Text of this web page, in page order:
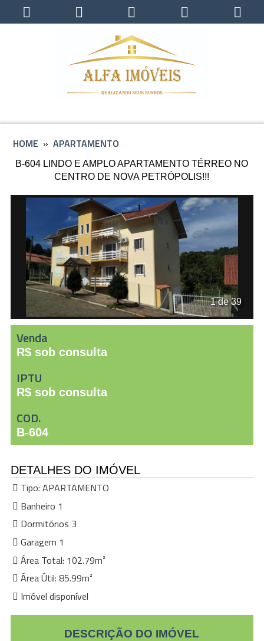
HOME » APARTAMENTO
B-604 LINDO E AMPLO APARTAMENTO TÉRREO NO
CENTRO DE NOVA PETRÓPOLIS!!!
1 de 39
Venda
R$ sob consulta
IPTU
R$ sob consulta
COD.
B-604
DETALHES DO IMÓVEL
Tipo: APARTAMENTO
Banheiro 1
Dormitórios 3
Garagem 1
Área Total: 102.79m²
Área Útil: 85.99m²
Imóvel disponível
DESCRIÇÃO DO IMÓVEL